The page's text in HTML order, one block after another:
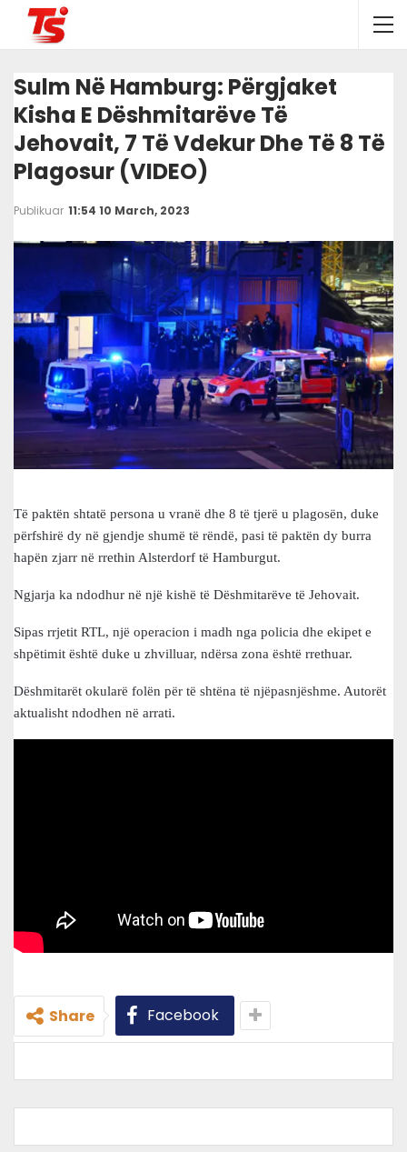
Sulm Në Hamburg: Përgjaket
Kisha E Dëshmitarëve Të
Jehovait, 7 Të Vdekur Dhe Të 8 Të
Plagosur (VIDEO)
Publikuar 11:54 10 March, 2023
Të paktën shtatë persona u vranë dhe 8 të tjerë u plagosën, duke
përfshirë dy në gjendje shumë të rëndë, pasi të paktën dy burra
hapën zjarr në rrethin Alsterdorf të Hamburgut.
Ngjarja ka ndodhur në një kishë të Dëshmitarëve të Jehovait.
Sipas rrjetit RTL, një operacion i madh nga policia dhe ekipet e
shpëtimit është duke u zhvilluar, ndërsa zona është rrethuar.
Dëshmitarët okularë folën për të shtëna të njëpasnjëshme. Autorët
aktualisht ndodhen në arrati.
Share Facebook